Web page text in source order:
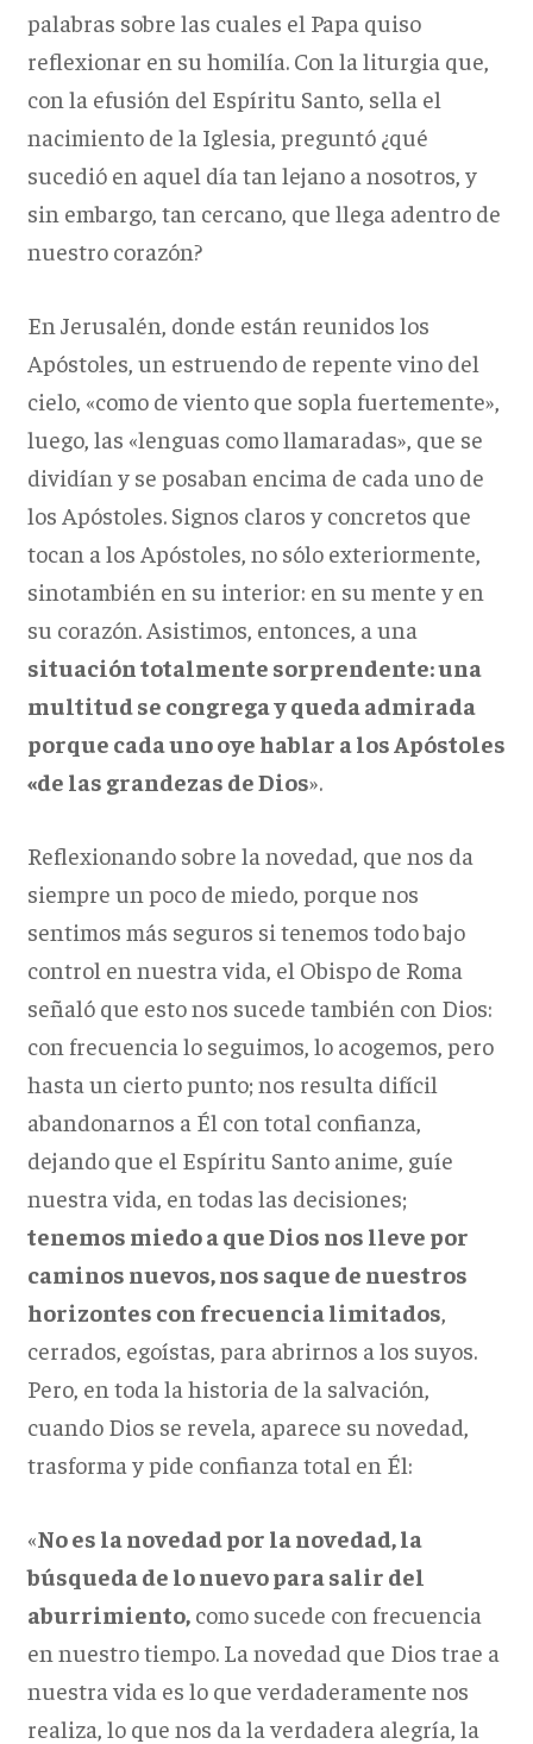
palabras sobre las cuales el Papa quiso
reflexionar en su homilía. Con la liturgia que,
con la efusión del Espíritu Santo, sella el
nacimiento de la Iglesia, preguntó ¿qué
sucedió en aquel día tan lejano a nosotros, y
sin embargo, tan cercano, que llega adentro de
nuestro corazón?
En Jerusalén, donde están reunidos los
Apóstoles, un estruendo de repente vino del
cielo, «como de viento que sopla fuertemente»,
luego, las «lenguas como llamaradas», que se
dividían y se posaban encima de cada uno de
los Apóstoles. Signos claros y concretos que
tocan a los Apóstoles, no sólo exteriormente,
sinotambién en su interior: en su mente y en
su corazón. Asistimos, entonces, a una
situación totalmente sorprendente: una
multitud se congrega y queda admirada
porque cada uno oye hablar a los Apóstoles
«de las grandezas de Dios».
Reflexionando sobre la novedad, que nos da
siempre un poco de miedo, porque nos
sentimos más seguros si tenemos todo bajo
control en nuestra vida, el Obispo de Roma
señaló que esto nos sucede también con Dios:
con frecuencia lo seguimos, lo acogemos, pero
hasta un cierto punto; nos resulta difícil
abandonarnos a Él con total confianza,
dejando que el Espíritu Santo anime, guíe
nuestra vida, en todas las decisiones;
tenemos miedo a que Dios nos lleve por
caminos nuevos, nos saque de nuestros
horizontes con frecuencia limitados
cerrados, egoístas, para abrirnos a los suyos.
Pero, en toda la historia de la salvación,
cuando Dios se revela, aparece su novedad,
trasforma y pide confianza total en Él:
«No es la novedad por la novedad, la
búsqueda de lo nuevo para salir del
aburrimiento,como sucede con frecuencia
en nuestro tiempo. La novedad que Dios trae a
nuestra vida es lo que verdaderamente nos
realiza, lo que nos da la verdadera alegría, la